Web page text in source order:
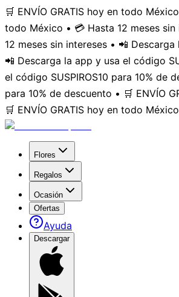
🛒 ENVÍO GRATIS hoy en todo
todo México • 💳 Hasta 12 meses sin
12 meses sin intereses • 📲
📲 Descarga la app y usa el código
el código SUSPIROS10 para 10% de
para 10% de descuento • 🛒 ENVÍO
🛒 ENVÍO GRATIS hoy en todo
Flores
Regalos
Ocasión
Ofertas
Ayuda
Descargar